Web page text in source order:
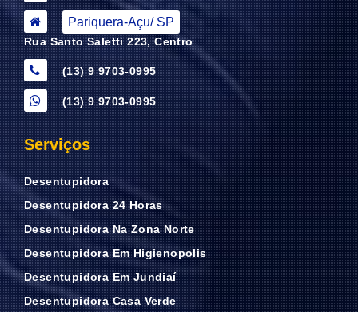
Pariquera-Açu/ SP
Rua Santo Saletti 223, Centro
(13) 9 9703-0995
(13) 9 9703-0995
Serviços
Desentupidora
Desentupidora 24 Horas
Desentupidora Na Zona Norte
Desentupidora Em Higienopolis
Desentupidora Em Jundiaí
Desentupidora Casa Verde